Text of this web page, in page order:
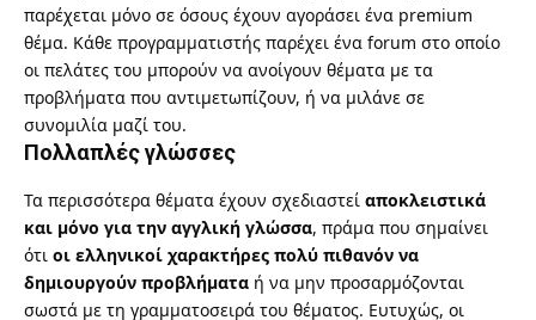
παρέχεται μόνο σε όσους έχουν αγοράσει ένα premium
θέμα. Κάθε προγραμματιστής παρέχει ένα forum στο οποίο
οι πελάτες του μπορούν να ανοίγουν θέματα με τα
προβλήματα που αντιμετωπίζουν, ή να μιλάνε σε
συνομιλία μαζί του.
Πολλαπλές γλώσσες
Τα περισσότερα θέματα έχουν σχεδιαστεί αποκλειστικά
και μόνο για την αγγλική γλώσσα, πράμα που σημαίνει
ότι οι ελληνικοί χαρακτήρες πολύ πιθανόν να
δημιουργούν προβλήματα ή να μην προσαρμόζονται
σωστά με τη γραμματοσειρά του θέματος. Ευτυχώς, οι